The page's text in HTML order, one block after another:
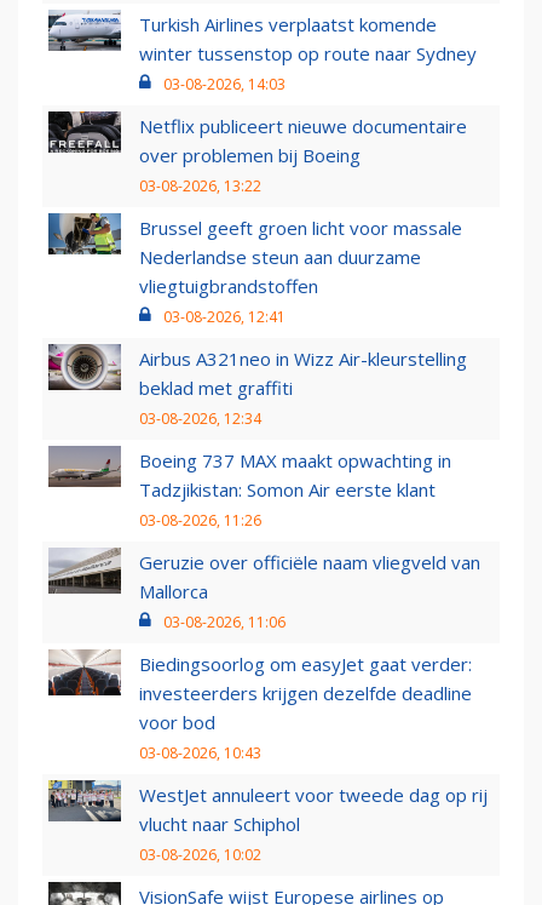
Turkish Airlines verplaatst komende
winter tussenstop op route naar Sydney
03-08-2026, 14:03
Netflix publiceert nieuwe documentaire
over problemen bij Boeing
03-08-2026, 13:22
Brussel geeft groen licht voor massale
Nederlandse steun aan duurzame
vliegtuigbrandstoffen
03-08-2026, 12:41
Airbus A321neo in Wizz Air-kleurstelling
beklad met graffiti
03-08-2026, 12:34
Boeing 737 MAX maakt opwachting in
Tadzjikistan: Somon Air eerste klant
03-08-2026, 11:26
Geruzie over officiële naam vliegveld van
Mallorca
03-08-2026, 11:06
Biedingsoorlog om easyJet gaat verder:
investeerders krijgen dezelfde deadline
voor bod
03-08-2026, 10:43
WestJet annuleert voor tweede dag op rij
vlucht naar Schiphol
03-08-2026, 10:02
VisionSafe wijst Europese airlines op